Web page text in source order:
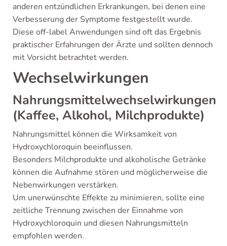
anderen entzündlichen Erkrankungen, bei denen eine
Verbesserung der Symptome festgestellt wurde.
Diese off-label Anwendungen sind oft das Ergebnis
praktischer Erfahrungen der Ärzte und sollten dennoch
mit Vorsicht betrachtet werden.
Wechselwirkungen
Nahrungsmittelwechselwirkungen
(Kaffee, Alkohol, Milchprodukte)
Nahrungsmittel können die Wirksamkeit von
Hydroxychloroquin beeinflussen.
Besonders Milchprodukte und alkoholische Getränke
können die Aufnahme stören und möglicherweise die
Nebenwirkungen verstärken.
Um unerwünschte Effekte zu minimieren, sollte eine
zeitliche Trennung zwischen der Einnahme von
Hydroxychloroquin und diesen Nahrungsmitteln
empfohlen werden.